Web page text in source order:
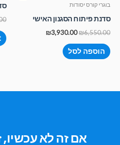
בוגרי קורס יסודות
סדנת פיתוח הסגנון האישי
₪6,550.00
₪3,930.00
הוספה לסל
אם זה לא עכשיו,